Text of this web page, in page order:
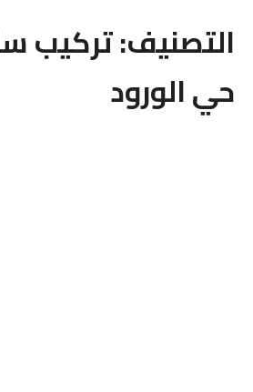
التصنيف:تركيب
حي الورود